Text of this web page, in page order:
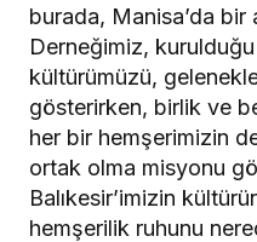
burada, Manisa’da bir
Derneğimiz,
kültürümüzü,
gösterirken, birlik ve
her bir hemşerimizin
ortak olma misyonu
Balıkesir’imizin
hemşerilik ruhunu